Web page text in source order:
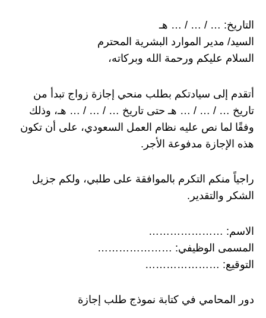
التاريخ: … / … / … هـ
السيد/ مدير الموارد البشرية المحترم
السلام عليكم ورحمة الله وبركاته،
أتقدم إلى سيادتكم بطلب منحي إجازة زواج تبدأ من
تاريخ … / … / … هـ حتى تاريخ … / … / … هـ، وذلك
وفقًا لما نص عليه نظام العمل السعودي، على أن تكون
هذه الإجازة مدفوعة الأجر.
راجياً منكم التكرم بالموافقة على طلبي، ولكم جزيل
الشكر والتقدير.
الاسم: …………………
المسمى الوظيفي: …………………
التوقيع: …………………
دور المحامي في كتابة نموذج طلب إجازة